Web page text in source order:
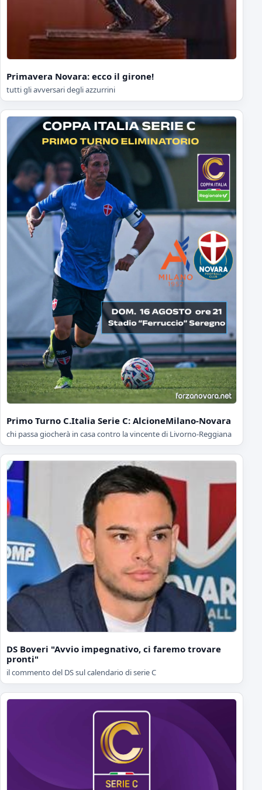
Primavera Novara: ecco il girone!
tutti gli avversari degli azzurrini
Primo Turno C.Italia Serie C: AlcioneMilano-Novara
chi passa giocherà in casa contro la vincente di Livorno-Reggiana
DS Boveri "Avvio impegnativo, ci faremo trovare
pronti"
il commento del DS sul calendario di serie C